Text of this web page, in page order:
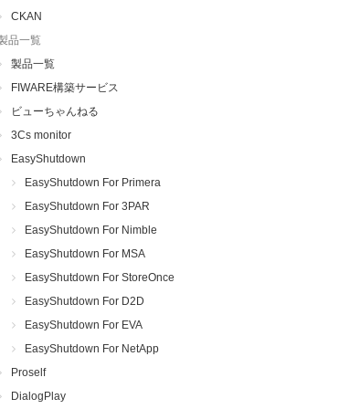
CKAN
品一覧
製品一覧
FIWARE構築サービス
ビューちゃんねる
3Cs monitor
EasyShutdown
EasyShutdown For Primera
EasyShutdown For 3PAR
EasyShutdown For Nimble
EasyShutdown For MSA
EasyShutdown For StoreOnce
EasyShutdown For D2D
EasyShutdown For EVA
EasyShutdown For NetApp
Proself
DialogPlay